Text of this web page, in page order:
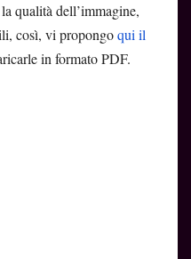
qualità dell’immagine,
così, vi propongoqui il
in formato PDF.